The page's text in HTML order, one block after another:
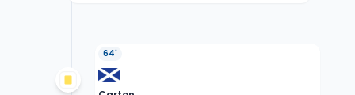
64'